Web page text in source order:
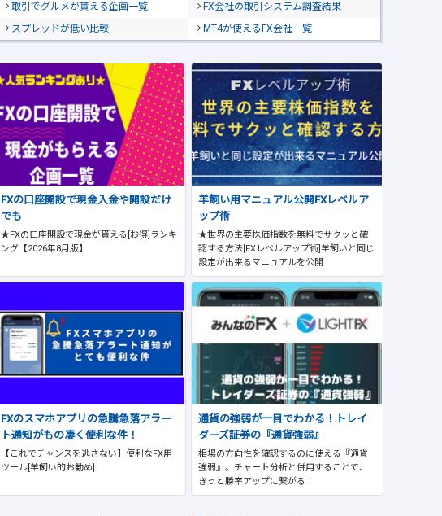
取引でグルメが貰える企画一覧
FX会社の取引システム調査結果
スプレッドが低い比較
MT4が使えるFX会社一覧
FXの口座開設で現金入金や開設だけ
でも
★FXの口座開設で現金が貰える[お得]ランキ
ング【2026年8月版】
羊飼い用マニュアル公開FXレベルア
ップ術
★世界の主要株価指数を無料でサクッと確
認する方法[FXレベルアップ術]羊飼いと同じ
設定が出来るマニュアルを公開
FXのスマホアプリの急騰急落アラー
ト通知がもの凄く便利な件！
【これでチャンスを逃さない】便利なFX用
ツール[羊飼い的お勧め]
通貨の強弱が一目でわかる！トレイ
ダーズ証券の『通貨強弱』
相場の方向性を確認するのに使える『通貨
強弱』。チャート分析と併用することで、
きっと勝率アップに繋がる！